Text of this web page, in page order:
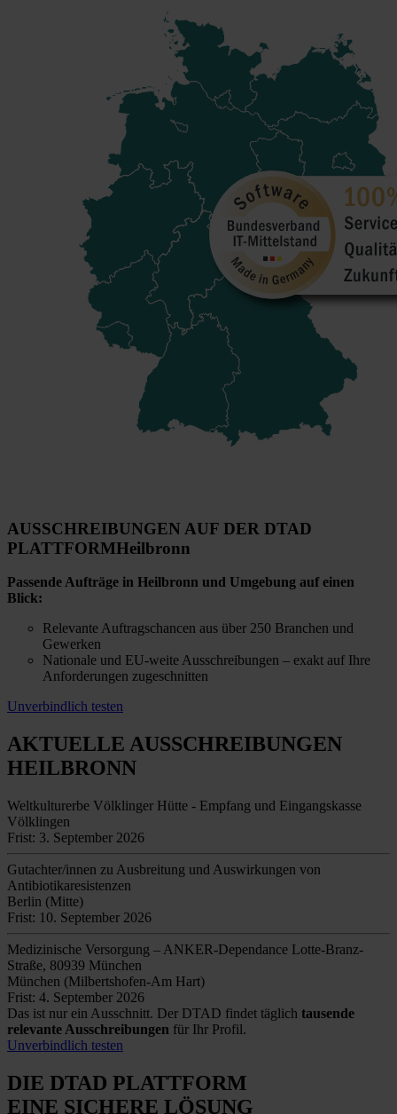
AUSSCHREIBUNGEN AUF DER DTAD
PLATTFORMHeilbronn
Passende Aufträge in Heilbronn und Umgebung auf einen
Blick:
Relevante Auftragschancen aus über 250 Branchen und
Gewerken
Nationale und EU-weite Ausschreibungen – exakt auf Ihre
Anforderungen zugeschnitten
Unverbindlich testen
AKTUELLE AUSSCHREIBUNGEN
HEILBRONN
Weltkulturerbe Völklinger Hütte - Empfang und Eingangskasse
Völklingen
Frist: 3. September 2026
Gutachter/innen zu Ausbreitung und Auswirkungen von
Antibiotikaresistenzen
Berlin (Mitte)
Frist: 10. September 2026
Medizinische Versorgung – ANKER-Dependance Lotte-Branz-
Straße, 80939 München
München (Milbertshofen-Am Hart)
Frist: 4. September 2026
Das ist nur ein Ausschnitt. Der DTAD findet täglich tausende
relevante Ausschreibungen für Ihr Profil.
Unverbindlich testen
DIE DTAD PLATTFORM
EINE SICHERE LÖSUNG